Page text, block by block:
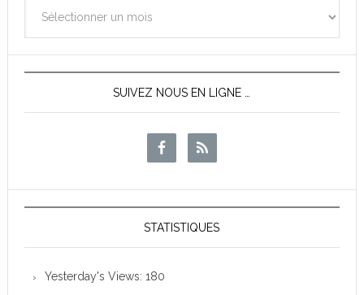
des
News
SUIVEZ NOUS EN LIGNE …
STATISTIQUES
Yesterday's Views: 180